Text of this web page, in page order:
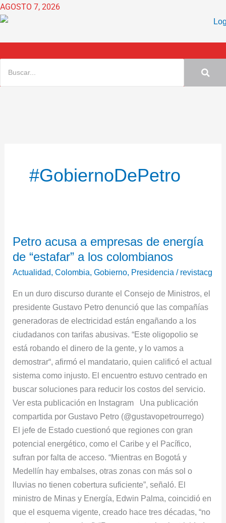
Ir
al
AGOSTO 7, 2026
#GobiernoDePetro
Petro acusa a empresas de energía
de “estafar” a los colombianos
Actualidad,Colombia,Gobierno, Presidencia / revistacg
En un duro discurso durante el Consejo de Ministros, el
presidente Gustavo Petro denunció que las compañías
generadoras de electricidad están engañando a los
ciudadanos con tarifas abusivas. “Este oligopolio se
está robando el dinero de la gente, y lo vamos a
demostrar“, afirmó el mandatario, quien calificó el actual
sistema como injusto. El encuentro estuvo centrado en
buscar soluciones para reducir los costos del servicio.
Ver esta publicación en Instagram Una publicación
compartida por Gustavo Petro (@gustavopetrourrego)
El jefe de Estado cuestionó que regiones con gran
potencial energético, como el Caribe y el Pacífico,
sufran por falta de acceso. “Mientras en Bogotá y
Medellín hay embalses, otras zonas con más sol o
lluvias no tienen cobertura suficiente”, señaló. El
ministro de Minas y Energía, Edwin Palma, coincidió en
que el esquema vigente, creado hace tres décadas, “no
acusa
a
empresas
energía
de
“estafar”
a
los
colombianos